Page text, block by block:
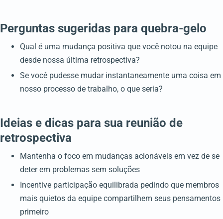
Perguntas sugeridas para quebra-gelo
Qual é uma mudança positiva que você notou na equipe
desde nossa última retrospectiva?
Se você pudesse mudar instantaneamente uma coisa em
nosso processo de trabalho, o que seria?
Ideias e dicas para sua reunião de
retrospectiva
Mantenha o foco em mudanças acionáveis em vez de se
deter em problemas sem soluções
Incentive participação equilibrada pedindo que membros
mais quietos da equipe compartilhem seus pensamentos
primeiro